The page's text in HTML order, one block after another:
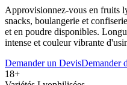
Approvisionnez-vous en fruits
snacks, boulangerie et
et en poudre disponibles.
intense et couleur vibrante
Demander un DevisDemander
18+